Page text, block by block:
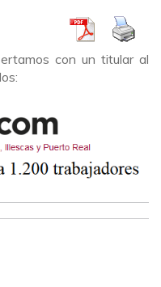
con un titular al